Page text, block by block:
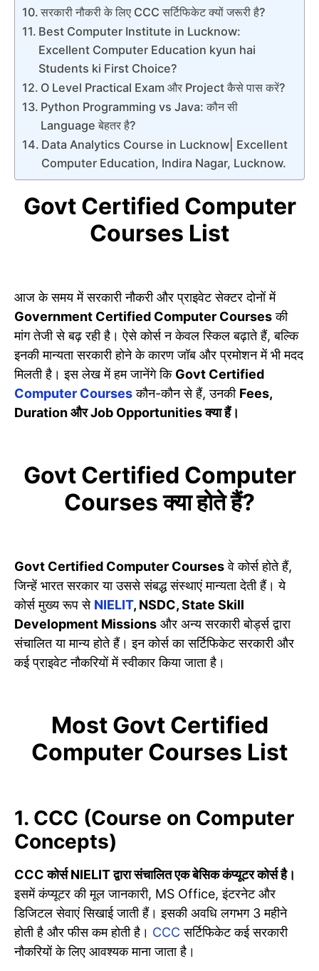
सरकारी नौकरी के लिए CCC सर्टिफिकेट क्यों जरूरी है?
Best Computer Institute in Lucknow:
Excellent Computer Education kyun hai
Students ki First Choice?
O Level Practical Exam और Project कैसे पास करें?
Python Programming vs Java: कौन सी
Language बेहतर है?
Data Analytics Course in Lucknow| Excellent
Computer Education, Indira Nagar, Lucknow.
Govt Certified Computer
Courses List
आज के समय में सरकारी नौकरी और प्राइवेट सेक्टर दोनों में
Government Certified Computer Coursesकी
मांग तेजी से बढ़ रही है। ऐसे कोर्स न केवल स्किल बढ़ाते हैं, बल्कि
इनकी मान्यता सरकारी होने के कारण जॉब और प्रमोशन में भी मदद
मिलती है। इस लेख में हम जानेंगे कि Govt Certified
Computer Coursesकौन-कौन से हैं, उनकी Fees,
Duration और Job Opportunities क्या हैं।
Govt Certified Computer
Courses क्या होते हैं?
Govt Certified Computer Coursesवे कोर्स होते हैं,
जिन्हें भारत सरकार या उससे संबद्ध संस्थाएं मान्यता देती हैं। ये
कोर्स मुख्य रूप से NIELIT, NSDC, State Skill
Development Missions और अन्य सरकारी बोर्ड्स द्वारा
संचालित या मान्य होते हैं। इन कोर्स का सर्टिफिकेट सरकारी और
कई प्राइवेट नौकरियों में स्वीकार किया जाता है।
Most Govt Certified
Computer Courses List
1. CCC (Course on Computer
Concepts)
CCC कोर्स NIELIT द्वारा संचालित एक बेसिक कंप्यूटर कोर्स है।
इसमें कंप्यूटर की मूल जानकारी, MS Office, इंटरनेट और
डिजिटल सेवाएं सिखाई जाती हैं। इसकी अवधि लगभग 3 महीने
होती है और फीस कम होती है। CCC सर्टिफिकेट कई सरकारी
नौकरियों के लिए आवश्यक माना जाता है।